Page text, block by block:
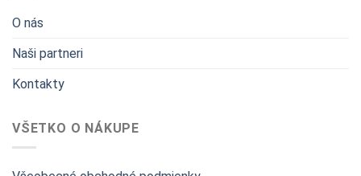
O nás
Naši partneri
Kontakty
VŠETKO O NÁKUPE